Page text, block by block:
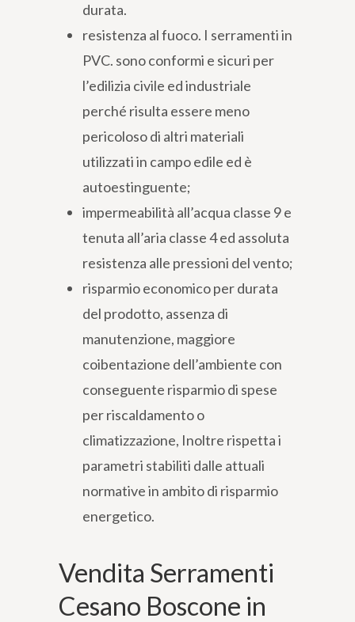
durata.
resistenza al fuoco. I serramenti in
PVC. sono conformi e sicuri per
l’edilizia civile ed industriale
perché risulta essere meno
pericoloso di altri materiali
utilizzati in campo edile ed è
autoestinguente;
impermeabilità all’acqua classe 9 e
tenuta all’aria classe 4 ed assoluta
resistenza alle pressioni del vento;
risparmio economico per durata
del prodotto, assenza di
manutenzione, maggiore
coibentazione dell’ambiente con
conseguente risparmio di spese
per riscaldamento o
climatizzazione, Inoltre rispetta i
parametri stabiliti dalle attuali
normative in ambito di risparmio
energetico.
Vendita Serramenti
Cesano Boscone in